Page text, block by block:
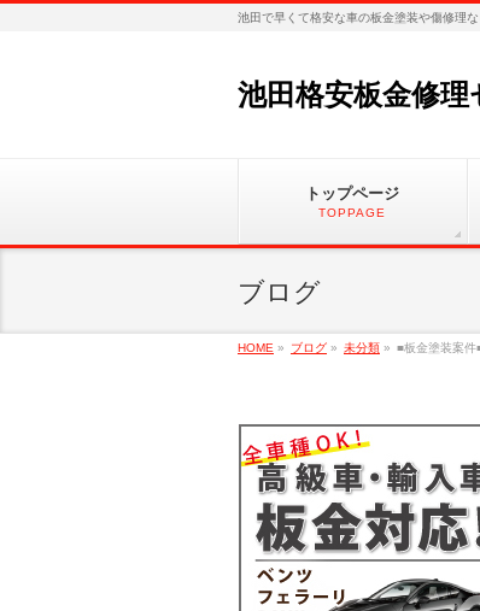
池田で早くて格安な車の板金塗装や傷修理な
池田格安板金修理
トップページ
TOPPAGE
ブログ
HOME » ブログ » 未分類 » ■板金塗装案件